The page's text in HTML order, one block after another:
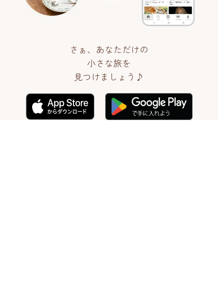
さぁ、あなただけの
小さな旅を
見つけましょう♪